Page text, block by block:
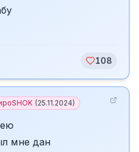
108
(25.11.2024)
мне дан